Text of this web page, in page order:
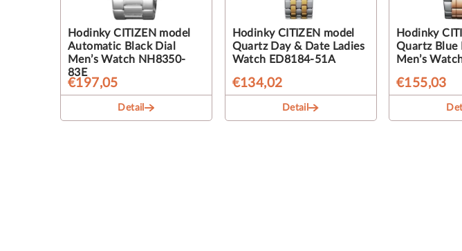
Hodinky CITIZEN model
Automatic Black Dial
Men’s Watch NH8350-
83E
€197,05
Detail
Hodinky CITIZEN model
Quartz Day & Date Ladies
Watch ED8184-51A
€134,02
Detail
Hodinky
Quartz Blue
Men’s
€155,03